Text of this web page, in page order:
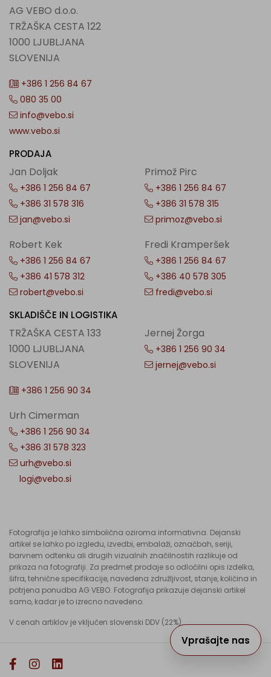
AG VEBO d.o.o.
TRŽAŠKA CESTA 122
1000 LJUBLJANA
SLOVENIJA
+386 1 256 84 67
080 35 00
info@vebo.si
www.vebo.si
PRODAJA
Jan Doljak
+386 1 256 84 67
+386 31 578 316
jan@vebo.si
Primož Pirc
+386 1 256 84 67
+386 31 578 315
primoz@vebo.si
Robert Kek
+386 1 256 84 67
+386 41 578 312
robert@vebo.si
Fredi Kramperšek
+386 1 256 84 67
+386 40 578 305
fredi@vebo.si
SKLADIŠČE IN LOGISTIKA
TRŽAŠKA CESTA 133
1000 LJUBLJANA
SLOVENIJA
+386 1 256 90 34
Urh Cimerman
+386 1 256 90 34
+386 31 578 323
urh@vebo.si
logi@vebo.si
Jernej Žorga
+386 1 256 90 34
jernej@vebo.si
Fotografija je lahko simbolična oziroma informativna. Dejanski
artikel se lahko po izgledu, izvedbi, embalaži, označbah, seriji,
barvnem odtenku ali drugih vizualnih značilnostih razlikuje od
prikaza na fotografiji. Za predmet prodaje so odločilni opis izdelka,
šifra, tehnične specifikacije, navedena združljivost, stanje, količina in
potrjena ponudba AG VEBO. Fotografija prikazuje dejanski artikel
samo, kadar je to izrecno navedeno.
V cenah artiklov je vključen slovenski DDV (22%).
Vprašajte nas